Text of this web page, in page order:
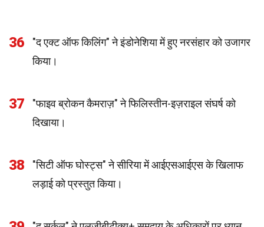
36
"द एक्ट ऑफ किलिंग" ने इंडोनेशिया में हुए नरसंहार को उजागर
किया।
37
"फाइव ब्रोकन कैमराज़" ने फिलिस्तीन-इज़राइल संघर्ष को
दिखाया।
38
"सिटी ऑफ घोस्ट्स" ने सीरिया में आईएसआईएस के खिलाफ
लड़ाई को प्रस्तुत किया।